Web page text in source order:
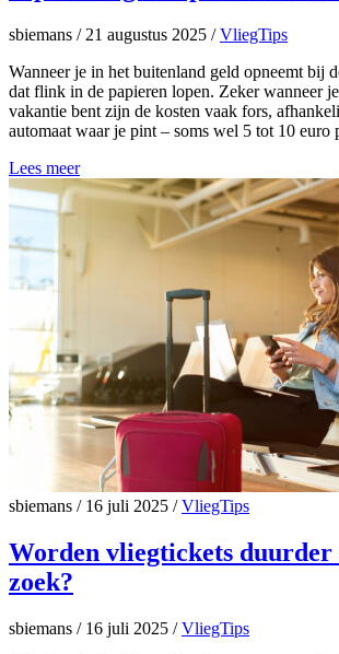
sbiemans /21 augustus 2025 / VliegTips
Wanneer je in het buitenland geld opneemt bij
dat flink in de papieren lopen. Zeker wanneer
vakantie bent zijn de kosten vaak fors,
automaat waar je pint – soms wel 5 tot 10 euro
Lees meer
sbiemans /16 juli 2025 / VliegTips
Worden vliegtickets
zoek?
sbiemans /16 juli 2025 / VliegTips